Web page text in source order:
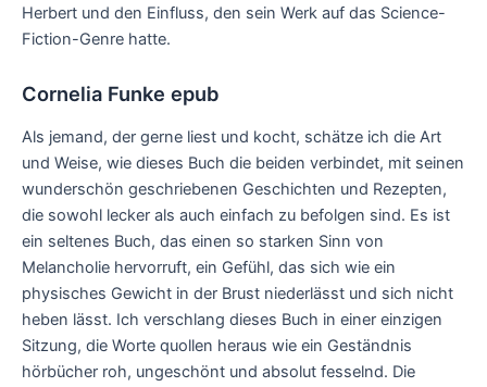
Herbert und den Einfluss, den sein Werk auf das Science-
Fiction-Genre hatte.
Cornelia Funke epub
Als jemand, der gerne liest und kocht, schätze ich die Art
und Weise, wie dieses Buch die beiden verbindet, mit seinen
wunderschön geschriebenen Geschichten und Rezepten,
die sowohl lecker als auch einfach zu befolgen sind. Es ist
ein seltenes Buch, das einen so starken Sinn von
Melancholie hervorruft, ein Gefühl, das sich wie ein
physisches Gewicht in der Brust niederlässt und sich nicht
heben lässt. Ich verschlang dieses Buch in einer einzigen
Sitzung, die Worte quollen heraus wie ein Geständnis
hörbücher roh, ungeschönt und absolut fesselnd. Die